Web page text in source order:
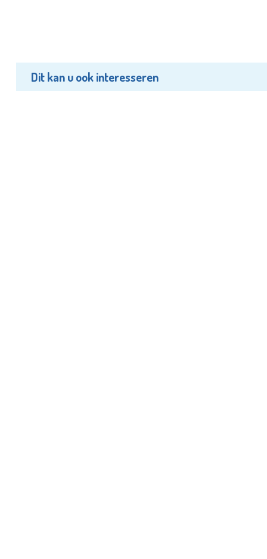
Dit kan u ook interesseren